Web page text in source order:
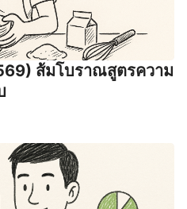
ส้มโบราณสูตรความ